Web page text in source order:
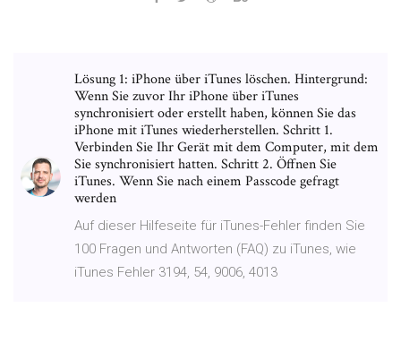
Lösung 1: iPhone über iTunes löschen. Hintergrund:
Wenn Sie zuvor Ihr iPhone über iTunes
synchronisiert oder erstellt haben, können Sie das
iPhone mit iTunes wiederherstellen. Schritt 1.
Verbinden Sie Ihr Gerät mit dem Computer, mit dem
Sie synchronisiert hatten. Schritt 2. Öffnen Sie
iTunes. Wenn Sie nach einem Passcode gefragt
werden
Auf dieser Hilfeseite für iTunes-Fehler finden Sie
100 Fragen und Antworten (FAQ) zu iTunes, wie
iTunes Fehler 3194, 54, 9006, 4013